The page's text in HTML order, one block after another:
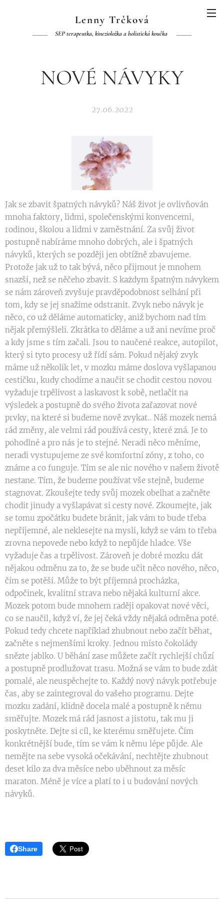
Lenny Trčková
SEP terapeutka, kinezioložka a holistická koučka
NOVÉ NÁVYKY
27.06.2022
Jak se zbavit špatných návyků? Náš život je ovlivňován
mnoha faktory, lidmi, společenskými konvencemi,
rodinou, školou a lidmi v zaměstnání. Za svůj život
postupně nabíráme mnoho dobrých, ale i špatných
návyků, kterých se později jen obtížně zbavujeme.
Protože jak už to tak bývá, něco přijmout je mnohem
snazší, než se něčeho zbavit. S każdym špatným návykem
se nám zároveň zvyšuje pravděpodobnost selhání při
tom, kdy se jej snažíme odstranit. Zvyk nebo návyk je
něco, co už děláme automaticky, aniž bychom nad tím
nějak přemýšleli. Zkrátka to děláme a už ani nevíme proč
a kdy jsme s tím začali. Jsou to naučené reakce, autopilot,
který si tyto procesy už řídí sám. Pokud nějaký zvyk
máme už několik let, v mozku máme doslova vyšlapanou
cestičku, kudy chodíme a naučit se chodit cestou novou
vyžaduje trpělivost a laskavost k sobě, netlačit na
výsledek a postupně do svého života zařazovat nové
prvky, na které si budeme nově zvykat.. Náš mozek nemá
rád změny, ale velmi rád používá cesty, které zná. Je to
pohodlné a pro nás je to stejné. Neradi něco měníme,
neradi vystupujeme ze své komfortní zóny, z toho, co
známe a co funguje. Tím se ale nic nového v našem životě
nestane. Tím, že budeme používat vše stejně, budeme
stagnovat. Zkoušejte tedy svůj mozek obelhat a začněte
chodit jinudy a vyšlapávat si cesty nové. Zkoumejte, jak
se tomu zpočátku budete bránit, jak vám to bude třeba
nepříjemné, ale neklesejte na mysli, když se vám to třeba
zrovna nepovede nebo když to nepůjde hladce. Vše
vyžaduje čas a trpělivost. Zároveň je dobré mozku dát
nějakou odměnu za to, že se bude učit něco nového, něco,
čím se potěší. Může to být příjemná procházka,
odpočinek, kvalitní strava nebo nějaká kulturní akce.
Mozek potom bude mnohem raději opakovat nové věci,
co se naučil, když ví, že jej čeká vždy nějaká odměna poté.
Pokud tedy chcete například zhubnout nebo začít běhat,
začněte s nejmenšími kroky. Jednou místo čokolády
snězte jablko. U běhání zase můžete začít rychlejší chůzí
a postupně prodlužovat trasu. Možná se vám to bude zdát
pomalé, ale neuspěchejte to. Každý nový návyk potřebuje
čas, aby se zaintegroval do vašeho programu. Dejte
mozku zadání, klidně docela malé a postupně k němu
směřujte. Mozek má rád jasnost a jistotu, tak mu ji
poskytněte. Dejte si cíl, ke kterému směřujete. Čím
konkrétnější bude, tím se vám k němu lépe půjde. Ale
nemějte na sebe vysoká očekávání, nechtějte zhubnout
deset kilo za dva měsíce nebo uběhnout za měsíc
maraton. Méně je více a platí to i u budování nových
návyků.
Share